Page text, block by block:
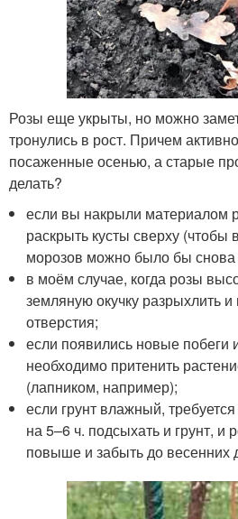
Розы еще укрыты, но можно
тронулись в рост. Причем
посаженные осенью, а старые
делать?
если вы накрыли материалом
раскрыть кусты сверху (чтобы
морозов можно было бы снова
в моём случае, когда розы
земляную окучку разрыхлить и
отверстия;
если появились новые побеги
необходимо притенить
(лапником, например);
если грунт влажный,
на 5–6 ч. подсыхать и грунт, и
повыше и забыть до весенних